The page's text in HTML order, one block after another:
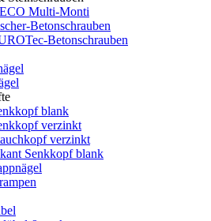
Multi-Monti
Betonschrauben
Betonschrauben
blank
verzinkt
verzinkt
Senkkopf blank